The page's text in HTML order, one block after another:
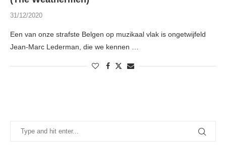
31/12/2020
Een van onze strafste Belgen op muzikaal vlak is ongetwijfeld
Jean-Marc Lederman, die we kennen …